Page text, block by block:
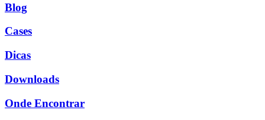
Blog
Cases
Dicas
Downloads
Onde Encontrar